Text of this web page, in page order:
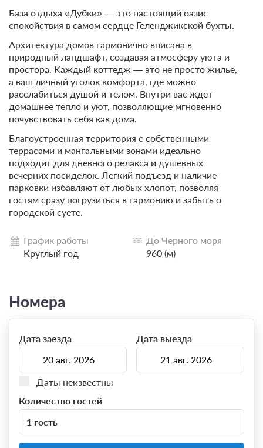
База отдыха «Дубки» — это настоящий оазис
спокойствия в самом сердце Геленджикской бухты.
Архитектура домов гармонично вписана в
природный ландшафт, создавая атмосферу уюта и
простора. Каждый коттедж — это не просто жилье,
а ваш личный уголок комфорта, где можно
расслабиться душой и телом. Внутри вас ждет
домашнее тепло и уют, позволяющие мгновенно
почувствовать себя как дома.
Благоустроенная территория с собственными
террасами и мангальными зонами идеально
подходит для дневного релакса и душевных
вечерних посиделок. Легкий подъезд и наличие
парковки избавляют от любых хлопот, позволяя
гостям сразу погрузиться в гармонию и забыть о
городской суете.
График работы
Круглый год
До Черного моря
960 (м)
Номера
Дата заезда Дата выезда
Даты неизвестны
Количество гостей
1 гость